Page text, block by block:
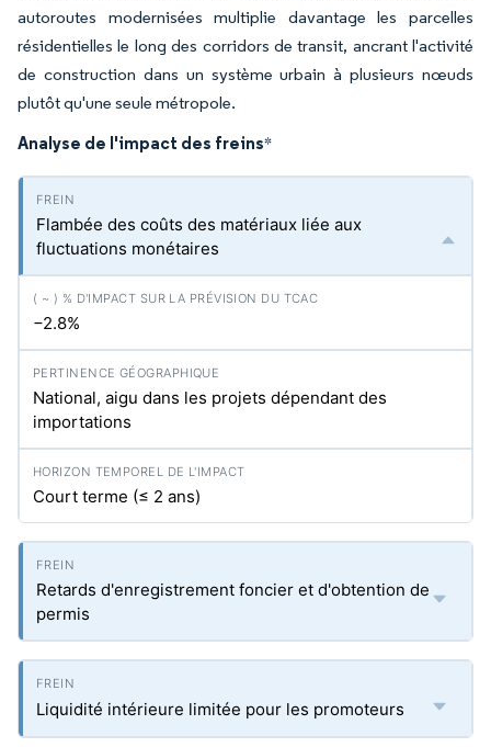
autoroutes modernisées multiplie davantage les parcelles
résidentielles le long des corridors de transit, ancrant l'activité
de construction dans un système urbain à plusieurs nœuds
plutôt qu'une seule métropole.
Analyse de l'impact des freins*
Flambée des coûts des matériaux liée aux
fluctuations monétaires
−2.8%
National, aigu dans les projets dépendant des
importations
Court terme (≤ 2 ans)
Retards d'enregistrement foncier et d'obtention de
permis
Liquidité intérieure limitée pour les promoteurs